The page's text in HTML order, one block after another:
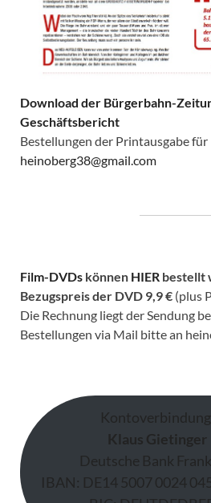
Download der Bürgerbahn-
Geschäftsbericht
Bestellungen der Printausgabe
heinoberg38@gmail.com
Film-DVDs können HIER bestellt
Bezugspreis der DVD 9,9 € (plus
Die Rechnung liegt der Sendung
Bestellungen via Mail bitte an
Klaus Gietinger
Deutsche Bank
IBAN: DE14 5007 0024